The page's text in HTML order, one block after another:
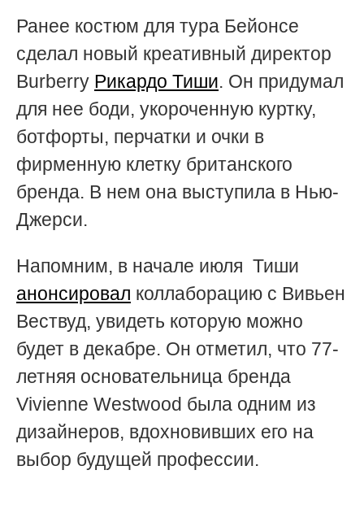
Ранее костюм для тура Бейонсе
сделал новый креативный директор
Burberry Рикардо Тиши. Он придумал
для нее боди, укороченную куртку,
ботфорты, перчатки и очки в
фирменную клетку британского
бренда. В нем она выступила в Нью-
Джерси.
Напомним, в начале июля Тиши
анонсировал коллаборацию с Вивьен
Вествуд, увидеть которую можно
будет в декабре. Он отметил, что 77-
летняя основательница бренда
Vivienne Westwood была одним из
дизайнеров, вдохновивших его на
выбор будущей профессии.